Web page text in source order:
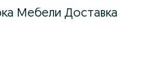
Мебели Доставка